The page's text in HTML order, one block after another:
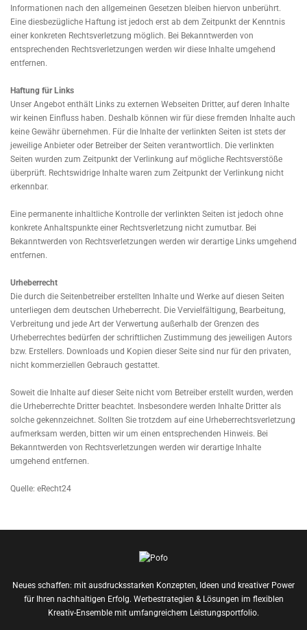
Informationen nach den allgemeinen Gesetzen bleiben hiervon unberührt.
Eine diesbezügliche Haftung ist jedoch erst ab dem Zeitpunkt der Kenntnis
einer konkreten Rechtsverletzung möglich. Bei Bekanntwerden von
entsprechenden Rechtsverletzungen werden wir diese Inhalte umgehend
entfernen.
Haftung für Links
Unser Angebot enthält Links zu externen Webseiten Dritter, auf deren Inhalte
wir keinen Einfluss haben. Deshalb können wir für diese fremden Inhalte auch
keine Gewähr übernehmen. Für die Inhalte der verlinkten Seiten ist stets der
jeweilige Anbieter oder Betreiber der Seiten verantwortlich. Die verlinkten
Seiten wurden zum Zeitpunkt der Verlinkung auf mögliche Rechtsverstöße
überprüft. Rechtswidrige Inhalte waren zum Zeitpunkt der Verlinkung nicht
erkennbar.
Eine permanente inhaltliche Kontrolle der verlinkten Seiten ist jedoch ohne
konkrete Anhaltspunkte einer Rechtsverletzung nicht zumutbar. Bei
Bekanntwerden von Rechtsverletzungen werden wir derartige Links umgehend
entfernen.
Urheberrecht
Die durch die Seitenbetreiber erstellten Inhalte und Werke auf diesen Seiten
unterliegen dem deutschen Urheberrecht. Die Vervielfältigung, Bearbeitung,
Verbreitung und jede Art der Verwertung außerhalb der Grenzen des
Urheberrechtes bedürfen der schriftlichen Zustimmung des jeweiligen Autors
bzw. Erstellers. Downloads und Kopien dieser Seite sind nur für den privaten,
nicht kommerziellen Gebrauch gestattet.
Soweit die Inhalte auf dieser Seite nicht vom Betreiber erstellt wurden, werden
die Urheberrechte Dritter beachtet. Insbesondere werden Inhalte Dritter als
solche gekennzeichnet. Sollten Sie trotzdem auf eine Urheberrechtsverletzung
aufmerksam werden, bitten wir um einen entsprechenden Hinweis. Bei
Bekanntwerden von Rechtsverletzungen werden wir derartige Inhalte
umgehend entfernen.
Quelle: eRecht24
Neues schaffen: mit ausdrucksstarken Konzepten, Ideen und kreativer Power
für Ihren nachhaltigen Erfolg. Werbestrategien & Lösungen im flexiblen
Kreativ-Ensemble mit umfangreichem Leistungsportfolio.